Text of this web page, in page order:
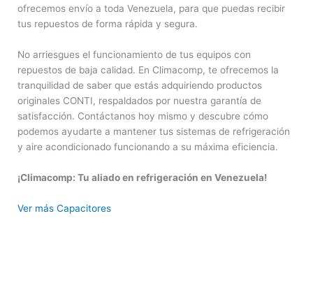
ofrecemos envío a toda Venezuela, para que puedas recibir
tus repuestos de forma rápida y segura.
No arriesgues el funcionamiento de tus equipos con
repuestos de baja calidad. En Climacomp, te ofrecemos la
tranquilidad de saber que estás adquiriendo productos
originales CONTI, respaldados por nuestra garantía de
satisfacción. Contáctanos hoy mismo y descubre cómo
podemos ayudarte a mantener tus sistemas de refrigeración
y aire acondicionado funcionando a su máxima eficiencia.
¡Climacomp: Tu aliado en refrigeración en Venezuela!
Ver más Capacitores